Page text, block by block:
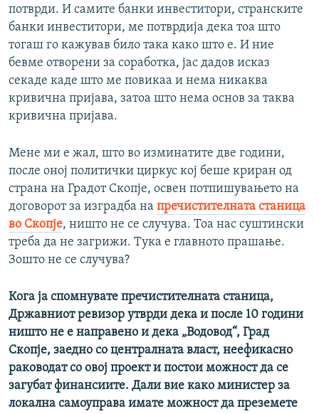
потврди. И самите банки инвеститори, странските
банки инвеститори, ме потврдија дека тоа што
тогаш го кажував било така како што е. И ние
бевме отворени за соработка, јас дадов исказ
секаде каде што ме повикаа и нема никаква
кривична пријава, затоа што нема основ за таква
кривична пријава.
Мене ми е жал, што во изминатите две години,
после оној политички циркус кој беше криран од
страна на Градот Скопје, освен потпишувањето на
договорот за изградба на пречистителната станица
во Скопје, ништо не се случува. Тоа нас суштински
треба да не загрижи. Тука е главното прашање.
Зошто не се случува?
Кога ја спомнувате пречистителната станица,
Државниот ревизор утврди дека и после 10 години
ништо не е направено и дека „Водовод“, Град
Скопје, заедно со централната власт, неефикасно
раководат со овој проект и постои можност да се
загубат финансиите. Дали вие како министер за
локална самоуправа имате можност да преземете